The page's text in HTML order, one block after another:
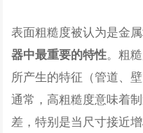
表面粗糙度被认为是金
器中最重要的特性。粗
所产生的特征（管道、
通常，高粗糙度意味着
差，特别是当尺寸接近